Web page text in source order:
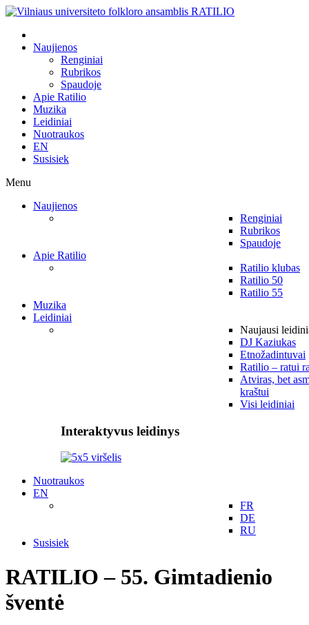
Naujienos
Renginiai
Rubrikos
Spaudoje
Apie Ratilio
Muzika
Leidiniai
Nuotraukos
EN
Susisiek
Menu
Naujienos
Renginiai
Rubrikos
Spaudoje
Apie Ratilio
Ratilio klubas
Ratilio 50
Ratilio 55
Muzika
Leidiniai
Naujausi
DJ Kaziukas
Etnožadintuvai
Ratilio – ratui
Atviras, bet
kraštui
Visi leidiniai
Interaktyvus leidinys
Nuotraukos
EN
FR
DE
RU
Susisiek
RATILIO – 55. Gimtadienio
šventė